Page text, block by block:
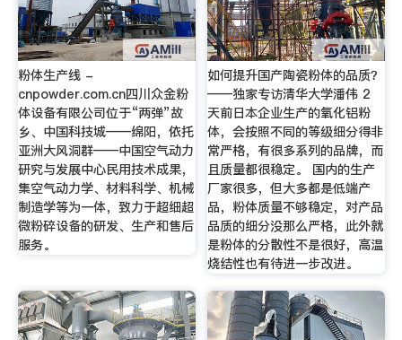
粉体生产线 -
cnpowder.com.cn四川众金粉
体设备有限公司位于“两弹”故
乡、中国科技城——绵阳，依托
亚洲大风洞群——中国空气动力
研究与发展中心民用技术成果，
集空气动力学、材料科学、机械
制造学等为一体，致力于超细超
微粉碎设备的研发、生产和售后
服务。
如何提升国产陶瓷粉体的品质？
——独家专访清华大学潘伟 2
天前日本企业生产的氧化铝粉
体，会按照不同的等级细分得非
常严格，有很多系列的品牌，而
且质量都很稳定。 国内的生产
厂家很多，但大多都是低端产
品，粉体质量不够稳定，对产品
品质的细分没那么严格，此外就
是粉体的分散性不是很好，高温
烧结性也有待进一步改进。